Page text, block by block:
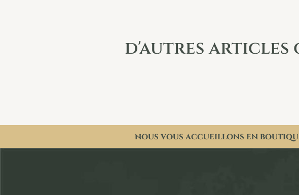
d'autres articles
nous vous accueillons en